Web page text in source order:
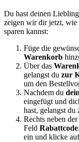
Du hast deinen
zeigen wir dir jetzt, wie
sparen kannst:
Füge die
Warenkorb
Über das
gelangst du zur
um den
Nachdem du
eingefügt und
hast, gelangst du
Rechts neben
Feld Rabattcode
ein und klicke